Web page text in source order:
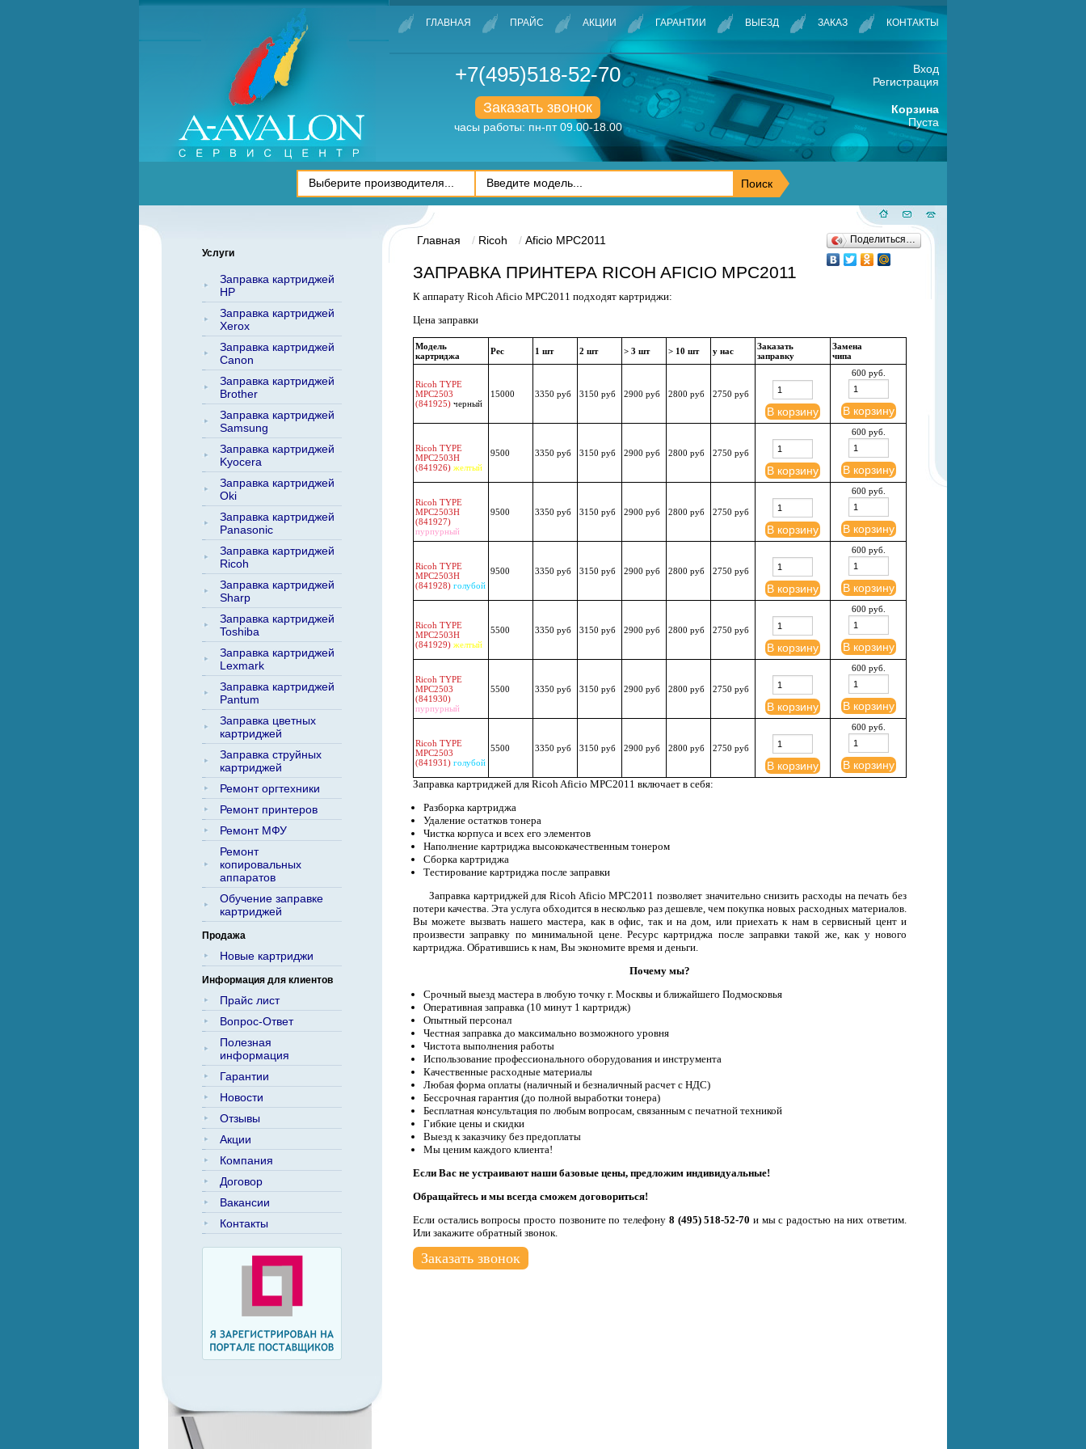
ГЛАВНАЯ ПРАЙС АКЦИИ ГАРАНТИИ ВЫЕЗД ЗАКАЗ КОНТАКТЫ
+7(495)518-52-70
Заказать звонок
часы работы: пн-пт 09.00-18.00
Вход
Регистрация
Корзина
Пуста
Услуги
Заправка картриджей
HP
Заправка картриджей
Xerox
Заправка картриджей
Canon
Заправка картриджей
Brother
Заправка картриджей
Samsung
Заправка картриджей
Kyocera
Заправка картриджей
Oki
Заправка картриджей
Panasonic
Заправка картриджей
Ricoh
Заправка картриджей
Sharp
Заправка картриджей
Toshiba
Заправка картриджей
Lexmark
Заправка картриджей
Pantum
Заправка цветных
картриджей
Заправка струйных
картриджей
Ремонт оргтехники
Ремонт принтеров
Ремонт МФУ
Ремонт
копировальных
аппаратов
Обучение заправке
картриджей
Продажа
Новые картриджи
Информация для клиентов
Прайс лист
Вопрос-Ответ
Полезная
информация
Гарантии
Новости
Отзывы
Акции
Компания
Договор
Вакансии
Контакты
Главная Ricoh Aficio MPC2011
ЗАПРАВКА ПРИНТЕРА RICOH AFICIO MPC2011
Поделиться…
К аппарату Ricoh Aficio MPC2011 подходят картриджи:
Цена заправки
Модель
картриджа
Рес 1 шт 2 шт > 3 шт > 10 шт у нас
Заказать
заправку
Замена
чипа
Ricoh TYPE
MPC2503
(841925) черный
15000 3350 руб 3150 руб 2900 руб 2800 руб 2750 руб
В корзину
600 руб.
В корзину
Ricoh TYPE
MPC2503H
(841926) желтый
9500 3350 руб 3150 руб 2900 руб 2800 руб 2750 руб
В корзину
600 руб.
В корзину
Ricoh TYPE
MPC2503H
(841927)
пурпурный
9500 3350 руб 3150 руб 2900 руб 2800 руб 2750 руб
В корзину
600 руб.
В корзину
Ricoh TYPE
MPC2503H
(841928) голубой
9500 3350 руб 3150 руб 2900 руб 2800 руб 2750 руб
В корзину
600 руб.
В корзину
Ricoh TYPE
MPC2503H
(841929) желтый
5500 3350 руб 3150 руб 2900 руб 2800 руб 2750 руб
В корзину
600 руб.
В корзину
Ricoh TYPE
MPC2503
(841930)
пурпурный
5500 3350 руб 3150 руб 2900 руб 2800 руб 2750 руб
В корзину
600 руб.
В корзину
Ricoh TYPE
MPC2503
(841931) голубой
5500 3350 руб 3150 руб 2900 руб 2800 руб 2750 руб
В корзину
600 руб.
В корзину
Заправка картриджей для Ricoh Aficio MPC2011 включает в себя:
Разборка картриджа
Удаление остатков тонера
Чистка корпуса и всех его элементов
Наполнение картриджа высококачественным тонером
Сборка картриджа
Тестирование картриджа после заправки
Заправка картриджей для Ricoh Aficio MPC2011 позволяет значительно снизить расходы на печать без
потери качества. Эта услуга обходится в несколько раз дешевле, чем покупка новых расходных материалов.
Вы можете вызвать нашего мастера, как в офис, так и на дом, или приехать к нам в сервисный цент и
произвести заправку по минимальной цене. Ресурс картриджа после заправки такой же, как у нового
картриджа. Обратившись к нам, Вы экономите время и деньги.
Почему мы?
Срочный выезд мастера в любую точку г. Москвы и ближайшего Подмосковья
Оперативная заправка (10 минут 1 картридж)
Опытный персонал
Честная заправка до максимально возможного уровня
Чистота выполнения работы
Использование профессионального оборудования и инструмента
Качественные расходные материалы
Любая форма оплаты (наличный и безналичный расчет с НДС)
Бессрочная гарантия (до полной выработки тонера)
Бесплатная консультация по любым вопросам, связанным с печатной техникой
Гибкие цены и скидки
Выезд к заказчику без предоплаты
Мы ценим каждого клиента!
Если Вас не устраивают наши базовые цены, предложим индивидуальные!
Обращайтесь и мы всегда сможем договориться!
Если остались вопросы просто позвоните по телефону 8 (495) 518-52-70 и мы с радостью на них ответим.
Или закажите обратный звонок.
Заказать звонок